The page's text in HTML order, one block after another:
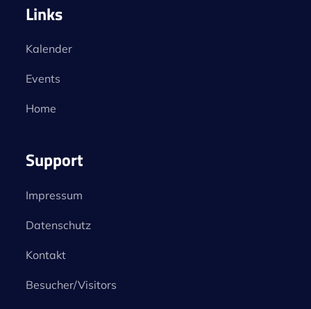
Links
Kalender
Events
Home
Support
Impressum
Datenschutz
Kontakt
Besucher/Visitors